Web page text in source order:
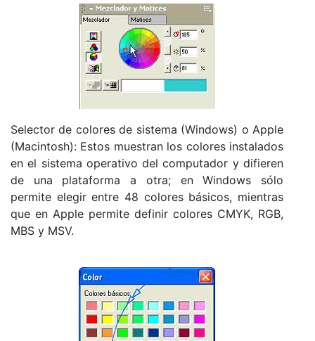
Selector de colores de sistema (Windows) o Apple
(Macintosh): Estos muestran los colores instalados
en el sistema operativo del computador y difieren
de una plataforma a otra; en Windows sólo
permite elegir entre 48 colores básicos, mientras
que en Apple permite definir colores CMYK, RGB,
MBS y MSV.